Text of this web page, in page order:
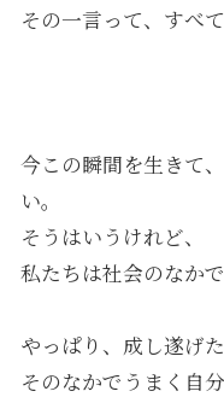
その一言って、すべ
今この瞬間を生きて
い。
そうはいうけれど、
私たちは社会のなかで
やっぱり、成し遂げ
そのなかでうまく自